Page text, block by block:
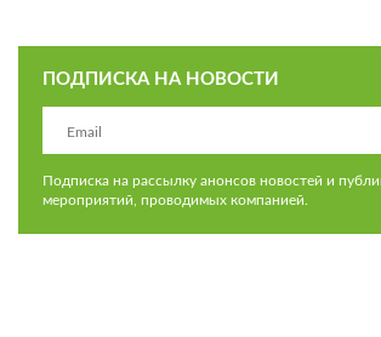
ПОДПИСКА НА НОВОСТИ
Подписка на рассылку анонсов новостей и
мероприятий, проводимых компанией.